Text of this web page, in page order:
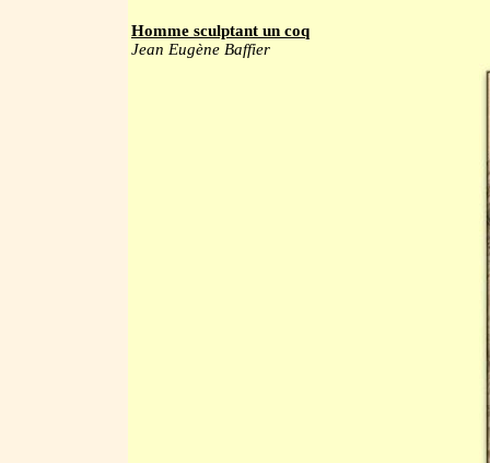
Homme sculptant un coq
Jean Eugène Baffier